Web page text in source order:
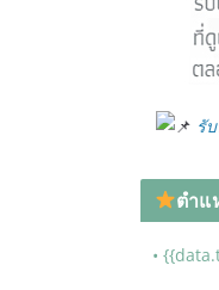
รั
ตำแ
•